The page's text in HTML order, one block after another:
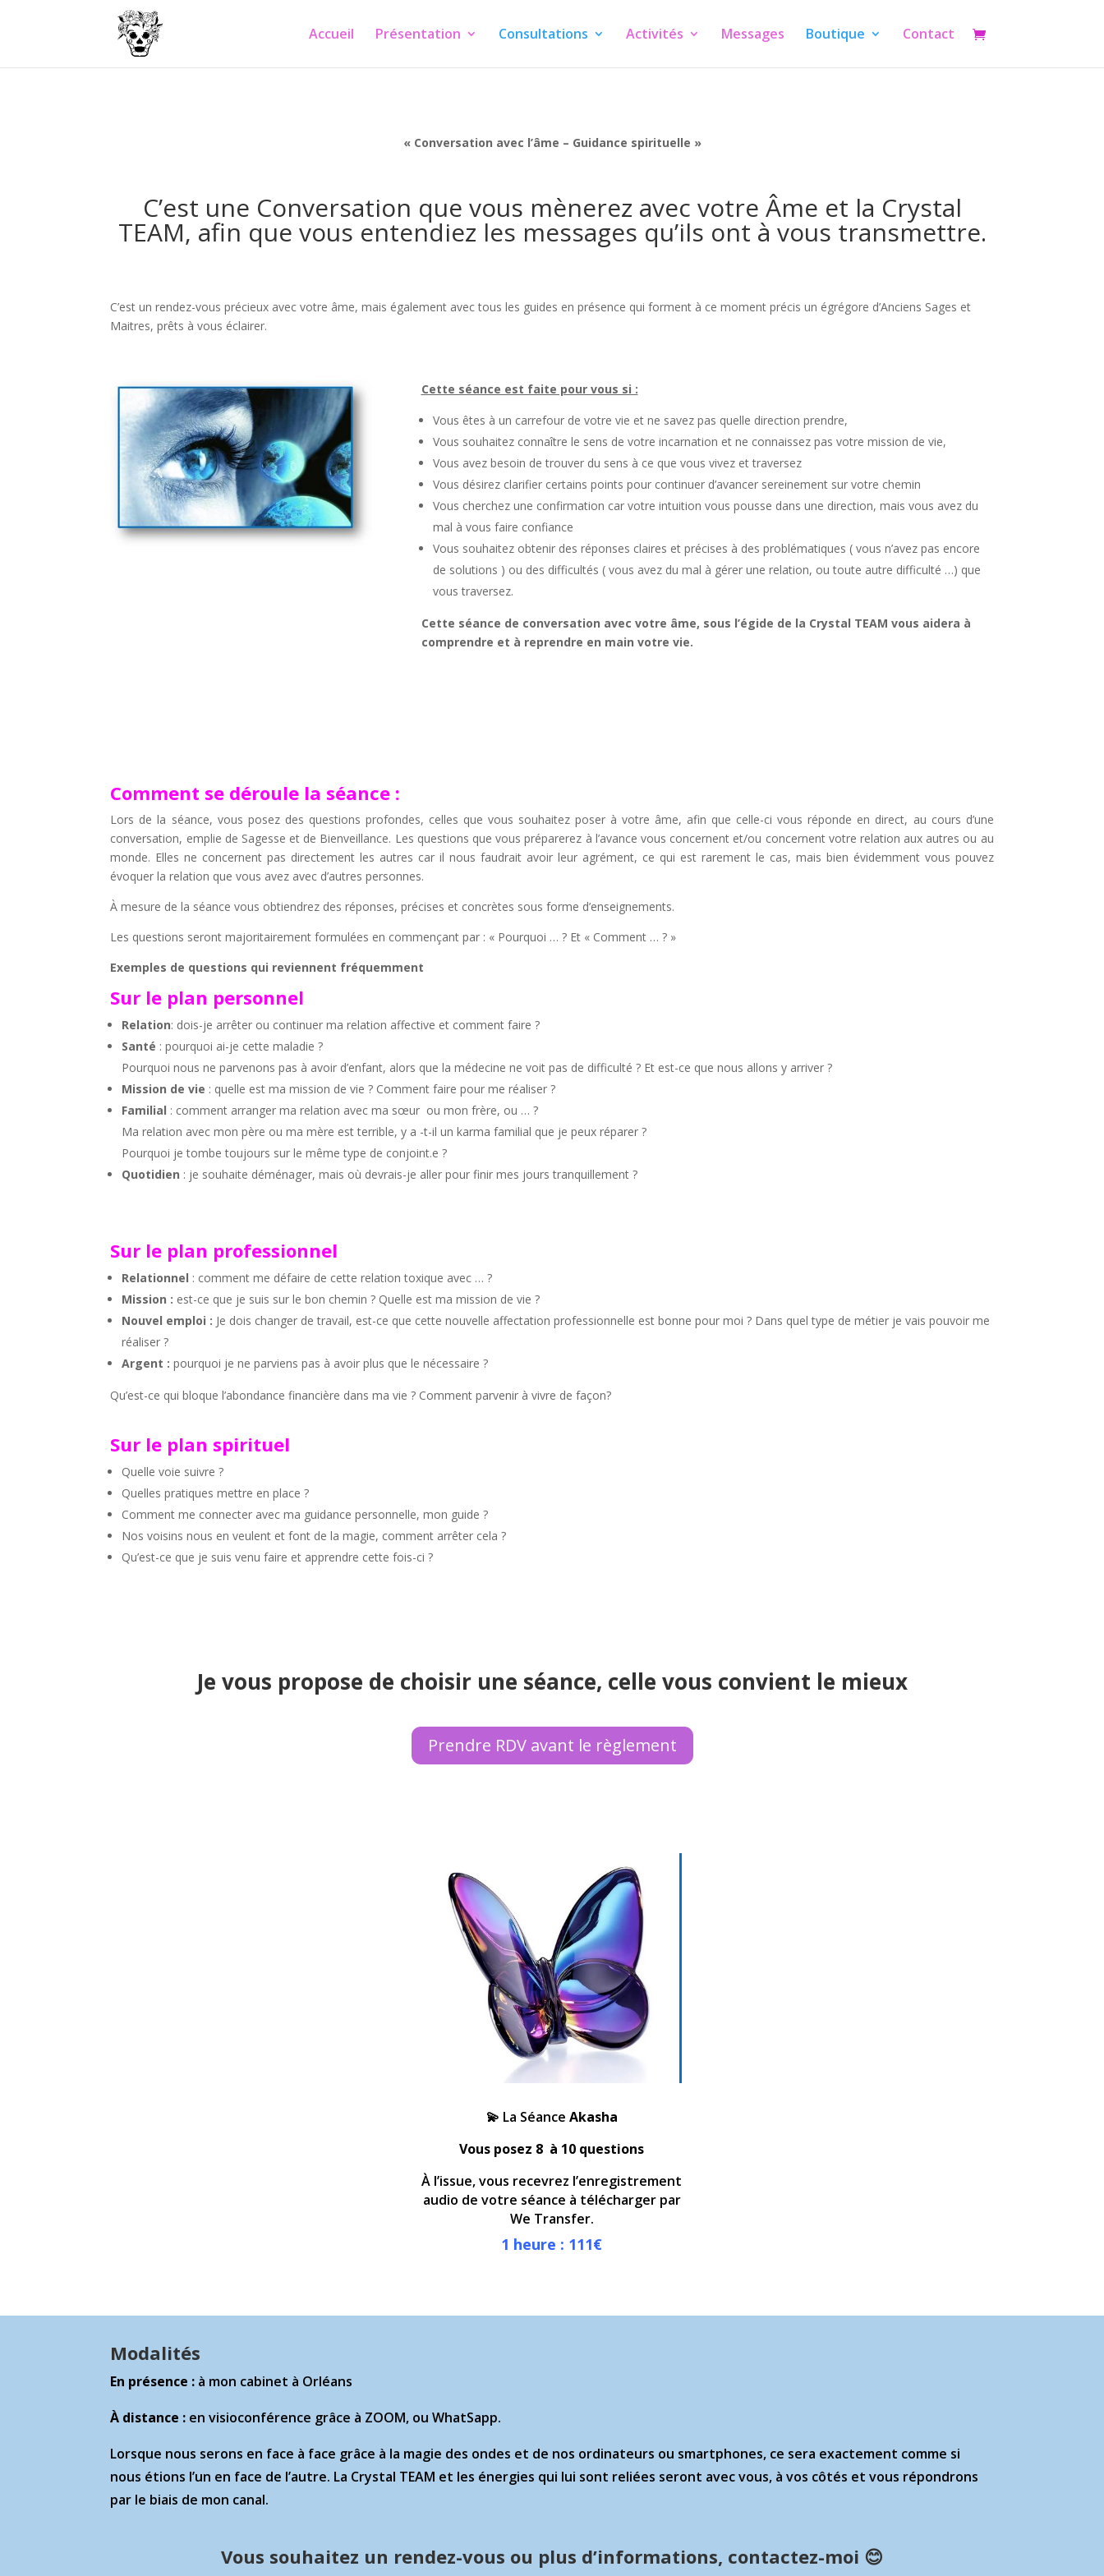
Accueil Présentation Consultations Activités Messages Boutique Contact
« Conversation avec l’âme – Guidance spirituelle »
C’est une Conversation que vous mènerez avec votre Âme et la Crystal
TEAM, afin que vous entendiez les messages qu’ils ont à vous transmettre.
C’est un rendez-vous précieux avec votre âme, mais également avec tous les guides en présence qui forment à ce moment précis un égrégore d’Anciens Sages et
Maitres, prêts à vous éclairer.
Cette séance est faite pour vous si :
Vous êtes à un carrefour de votre vie et ne savez pas quelle direction prendre,
Vous souhaitez connaître le sens de votre incarnation et ne connaissez pas votre mission de vie,
Vous avez besoin de trouver du sens à ce que vous vivez et traversez
Vous désirez clarifier certains points pour continuer d’avancer sereinement sur votre chemin
Vous cherchez une confirmation car votre intuition vous pousse dans une direction, mais vous avez du
mal à vous faire confiance
Vous souhaitez obtenir des réponses claires et précises à des problématiques ( vous n’avez pas encore
de solutions ) ou des difficultés ( vous avez du mal à gérer une relation, ou toute autre difficulté …) que
vous traversez.
Cette séance de conversation avec votre âme, sous l’égide de la Crystal TEAM vous aidera à
comprendre et à reprendre en main votre vie.
Comment se déroule la séance :
Lors de la séance, vous posez des questions profondes, celles que vous souhaitez poser à votre âme, afin que celle-ci vous réponde en direct, au cours d’une
conversation, emplie de Sagesse et de Bienveillance. Les questions que vous préparerez à l’avance vous concernent et/ou concernent votre relation aux autres ou au
monde. Elles ne concernent pas directement les autres car il nous faudrait avoir leur agrément, ce qui est rarement le cas, mais bien évidemment vous pouvez
évoquer la relation que vous avez avec d’autres personnes.
À mesure de la séance vous obtiendrez des réponses, précises et concrètes sous forme d’enseignements.
Les questions seront majoritairement formulées en commençant par : « Pourquoi … ? Et « Comment … ? »
Exemples de questions qui reviennent fréquemment
Sur le plan personnel
Relation: dois-je arrêter ou continuer ma relation affective et comment faire ?
Santé : pourquoi ai-je cette maladie ?
Pourquoi nous ne parvenons pas à avoir d’enfant, alors que la médecine ne voit pas de difficulté ? Et est-ce que nous allons y arriver ?
Mission de vie : quelle est ma mission de vie ? Comment faire pour me réaliser ?
Familial : comment arranger ma relation avec ma sœur ou mon frère, ou … ?
Ma relation avec mon père ou ma mère est terrible, y a -t-il un karma familial que je peux réparer ?
Pourquoi je tombe toujours sur le même type de conjoint.e ?
Quotidien : je souhaite déménager, mais où devrais-je aller pour finir mes jours tranquillement ?
Sur le plan professionnel
Relationnel : comment me défaire de cette relation toxique avec … ?
Mission : est-ce que je suis sur le bon chemin ? Quelle est ma mission de vie ?
Nouvel emploi : Je dois changer de travail, est-ce que cette nouvelle affectation professionnelle est bonne pour moi ? Dans quel type de métier je vais pouvoir me
réaliser ?
Argent : pourquoi je ne parviens pas à avoir plus que le nécessaire ?
Qu’est-ce qui bloque l’abondance financière dans ma vie ? Comment parvenir à vivre de façon?
Sur le plan spirituel
Quelle voie suivre ?
Quelles pratiques mettre en place ?
Comment me connecter avec ma guidance personnelle, mon guide ?
Nos voisins nous en veulent et font de la magie, comment arrêter cela ?
Qu’est-ce que je suis venu faire et apprendre cette fois-ci ?
Je vous propose de choisir une séance, celle vous convient le mieux
Prendre RDV avant le règlement
💫 La Séance Akasha
Vous posez 8 à 10 questions
À l’issue, vous recevrez l’enregistrement
audio de votre séance à télécharger par
We Transfer.
1 heure : 111€
Modalités
En présence : à mon cabinet à Orléans
À distance : en visioconférence grâce à ZOOM, ou WhatSapp.
Lorsque nous serons en face à face grâce à la magie des ondes et de nos ordinateurs ou smartphones, ce sera exactement comme si
nous étions l’un en face de l’autre. La Crystal TEAM et les énergies qui lui sont reliées seront avec vous, à vos côtés et vous répondrons
par le biais de mon canal.
Vous souhaitez un rendez-vous ou plus d’informations, contactez-moi 😊